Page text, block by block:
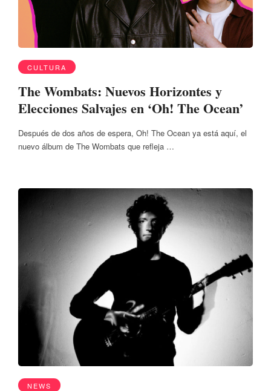
CULTURA
The Wombats: Nuevos Horizontes y
Elecciones Salvajes en ‘Oh! The Ocean’
Después de dos años de espera, Oh! The Ocean ya está aquí, el
nuevo álbum de The Wombats que refleja …
NEWS